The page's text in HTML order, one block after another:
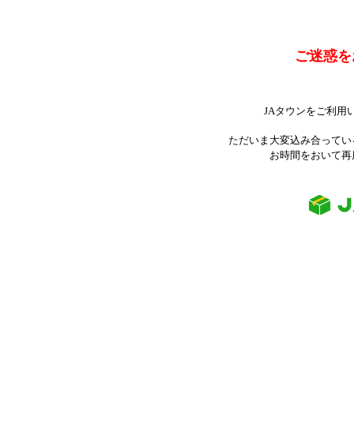
ご迷惑
JAタウンをご利用
ただいま大変込み合って
お時間をおいて